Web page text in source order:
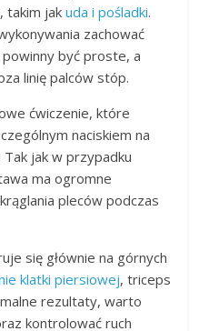
takim jakuda i pośladki.
zachować
być proste, a
linię palców stóp.
ćwiczenie, które
naciskiem na
jak w przypadku
ma ogromne
pleców podczas
się głównie na górnych
klatki piersiowej, triceps
rezultaty, warto
kontrolować ruch